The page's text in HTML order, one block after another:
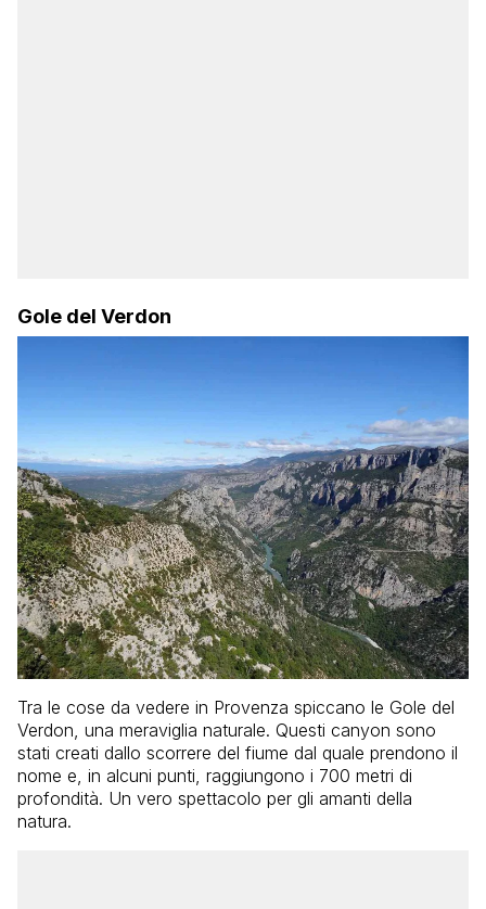
Gole del Verdon
Tra le cose da vedere in Provenza spiccano le Gole del
Verdon, una meraviglia naturale. Questi canyon sono
stati creati dallo scorrere del fiume dal quale prendono il
nome e, in alcuni punti, raggiungono i 700 metri di
profondità. Un vero spettacolo per gli amanti della
natura.